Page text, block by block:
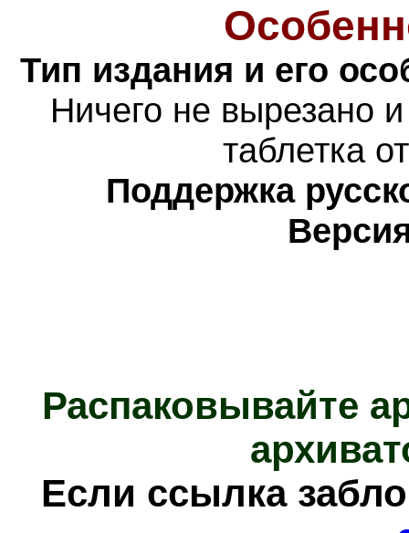
Тип издания и его
Ничего не вырезано
таблетка
Поддержка
Распаковывайте
Если ссылка